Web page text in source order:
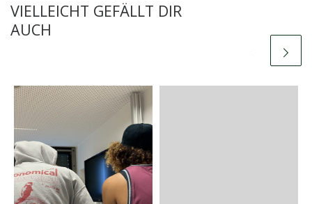
VIELLEICHT GEFÄLLT DIR
AUCH